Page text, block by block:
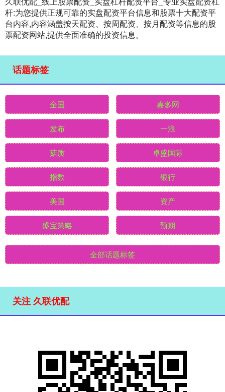
杆:为您提供正规可靠的实盘配资平台信息和股票十大配资平
台内容,内容涵盖按天配资、按周配资、按月配资等信息的股
票配资网站,提供全面准确的投资信息。
话题标签
全国 嘉多网
发布 一浪
菇质 卓盛国际
指数 银行
美国 资产
盛宝策略 预期
全部话题标签
关注 久联优配